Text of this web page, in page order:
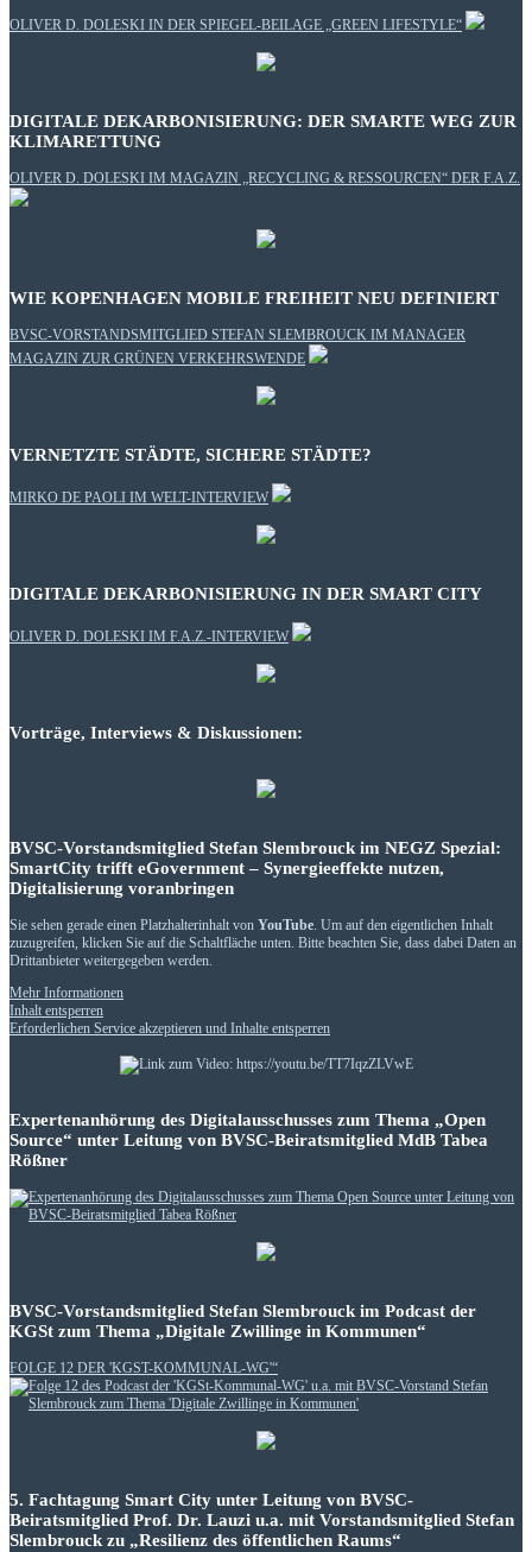
OLIVER D. DOLESKI IN DER SPIEGEL-BEILAGE „GREEN LIFESTYLE“
DIGITALE DEKARBONISIERUNG: DER SMARTE WEG ZUR
KLIMARETTUNG
OLIVER D. DOLESKI IM MAGAZIN „RECYCLING & RESSOURCEN“ DER F.A.Z.
WIE KOPENHAGEN MOBILE FREIHEIT NEU DEFINIERT
BVSC-VORSTANDSMITGLIED STEFAN SLEMBROUCK IM MANAGER
MAGAZIN ZUR GRÜNEN VERKEHRSWENDE
VERNETZTE STÄDTE, SICHERE STÄDTE?
MIRKO DE PAOLI IM WELT-INTERVIEW
DIGITALE DEKARBONISIERUNG IN DER SMART CITY
OLIVER D. DOLESKI IM F.A.Z.-INTERVIEW
Vorträge, Interviews & Diskussionen:
BVSC-Vorstandsmitglied Stefan Slembrouck im NEGZ Spezial:
SmartCity trifft eGovernment – Synergieeffekte nutzen,
Digitalisierung voranbringen
Sie sehen gerade einen Platzhalterinhalt von YouTube. Um auf den eigentlichen Inhalt
zuzugreifen, klicken Sie auf die Schaltfläche unten. Bitte beachten Sie, dass dabei Daten an
Drittanbieter weitergegeben werden.
Mehr Informationen
Inhalt entsperren
Erforderlichen Service akzeptieren und Inhalte entsperren
Expertenanhörung des Digitalausschusses zum Thema „Open
Source“ unter Leitung von BVSC-Beiratsmitglied MdB Tabea
Rößner
BVSC-Vorstandsmitglied Stefan Slembrouck im Podcast der
KGSt zum Thema „Digitale Zwillinge in Kommunen“
FOLGE 12 DER 'KGST-KOMMUNAL-WG'“
5. Fachtagung Smart City unter Leitung von BVSC-
Beiratsmitglied Prof. Dr. Lauzi u.a. mit Vorstandsmitglied Stefan
Slembrouck zu „Resilienz des öffentlichen Raums“